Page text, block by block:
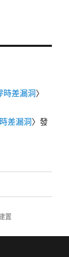
差漏洞〉
差漏洞〉發
置